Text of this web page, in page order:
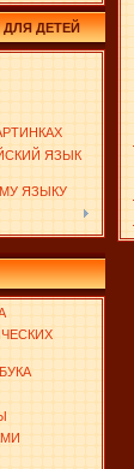
ДЕТЕЙ
ЯЗЫК
ЯЗЫКУ